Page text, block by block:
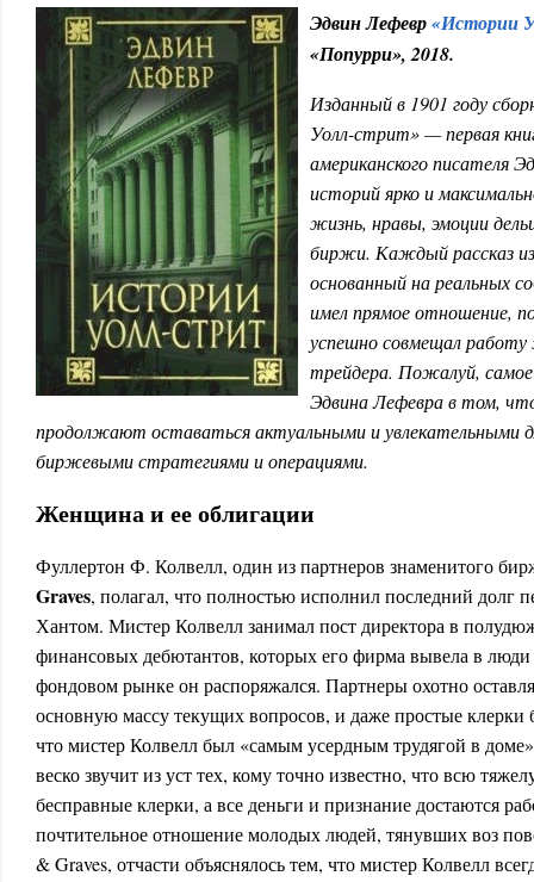
Эдвин Лефевр«Истории
«Попурри», 2018.
Изданный в 1901 году
Уолл-стрит» — первая
американского писателя
историй ярко и
жизнь, нравы, эмоции
биржи. Каждый рассказ
основанный на реальных
имел прямое отношение,
успешно совмещал
трейдера. Пожалуй,
Эдвина Лефевра в том,
продолжают оставаться актуальными и увлекательными
биржевыми стратегиями и операциями.
Женщина и ее облигации
Фуллертон Ф. Колвелл, один из партнеров знаменитого
Graves, полагал, что полностью исполнил последний долг
Хантом. Мистер Колвелл занимал пост директора в
финансовых дебютантов, которых его фирма вывела в
фондовом рынке он распоряжался. Партнеры охотно
основную массу текущих вопросов, и даже простые клерки
что мистер Колвелл был «самым усердным трудягой в
веско звучит из уст тех, кому точно известно, что всю
бесправные клерки, а все деньги и признание достаются
почтительное отношение молодых людей, тянувших воз
& Graves, отчасти объяснялось тем, что мистер Колвелл